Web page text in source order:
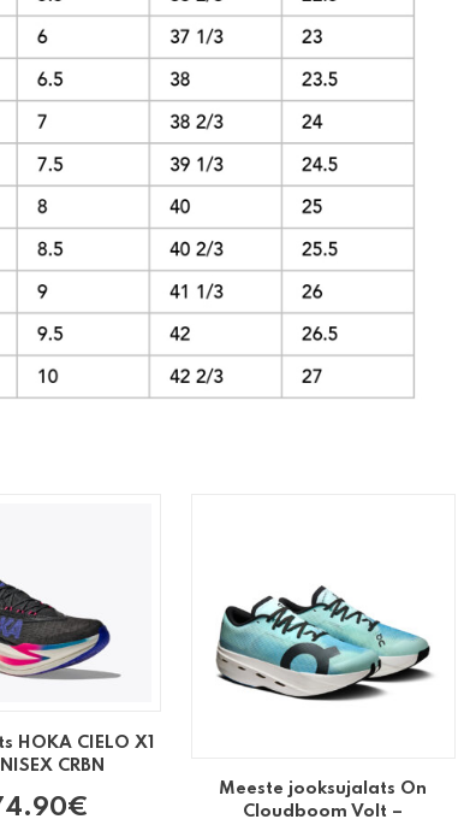
HOKA CIELO X1
CRBN
€
Meeste jooksujalats On
Cloudboom Volt –